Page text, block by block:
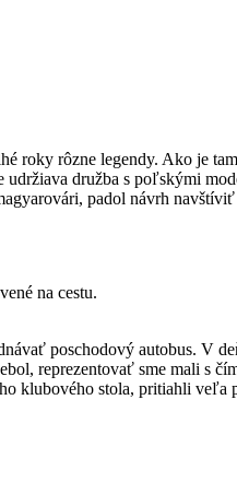
roky rôzne legendy. Ako je
udržiava družba s poľskými
padol návrh
na cestu.
poschodový autobus. V
reprezentovať sme mali s
klubového stola, pritiahli